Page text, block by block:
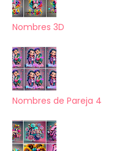
Nombres 3D
Nombres de Pareja 4